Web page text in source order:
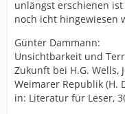
unlängst erschienen
noch icht hingewiesen
Günter Dammann:
Unsichtbarkeit und
Zukunft bei H.G. Wells,
Weimarer Republik (H.
in: Literatur für Leser,